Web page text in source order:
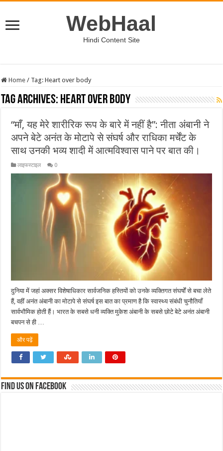
WebHaal
Hindi Content Site
Home / Tag:Heart over body
Tag Archives: Heart over body
“माँ, यह मेरे शारीरिक रूप के बारे में नहीं है”: नीता अंबानी ने
अपने बेटे अनंत के मोटापे से संघर्ष और राधिका मर्चेंट के
साथ उनकी भव्य शादी में आत्मविश्वास पाने पर बात की।
लाइफस्टाइल 0
दुनिया में जहां अक्सर विशेषाधिकार सार्वजनिक हस्तियों को उनके व्यक्तिगत संघर्षों से बचा लेते
हैं, वहीं अनंत अंबानी का मोटापे से संघर्ष इस बात का प्रमाण है कि स्वास्थ्य संबंधी चुनौतियाँ
सार्वभौमिक होती हैं। भारत के सबसे धनी व्यक्ति मुकेश अंबानी के सबसे छोटे बेटे अनंत अंबानी
बचपन से ही …
और पढ़ें
Find us on Facebook